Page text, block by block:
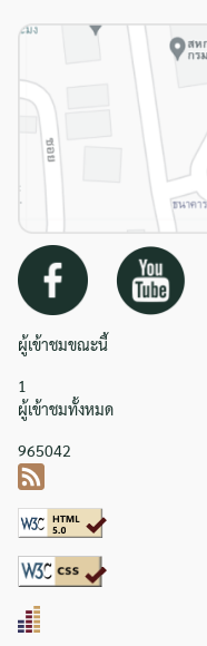
ผู้เข้าชมขณะนี้
1
ผู้เข้าชมทั้งหมด
965042